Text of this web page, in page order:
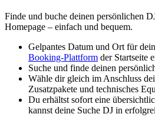
Finde und buche deinen persönlichen
Homepage – einfach und bequem.
Gelpantes Datum und Ort für
Booking-Plattform der Startseite
Suche und finde deinen
Wähle dir gleich im Anschluss
Zusatzpakete und technisches
Du erhältst sofort eine
kannst deine Suche DJ in